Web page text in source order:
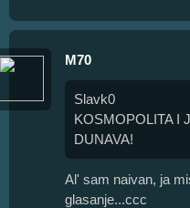
M70
Slavk0
KOSMOPOLITA I
DUNAVA!
Al' sam naivan, ja
glasanje...ccc